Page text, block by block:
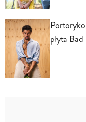
płyta Bad